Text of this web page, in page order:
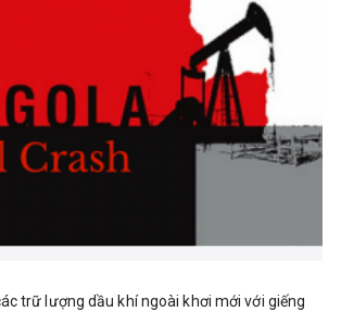
trữ lượng dầu khí ngoài khơi mới với giếng